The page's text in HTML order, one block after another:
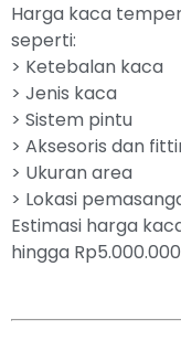
Harga kaca
seperti:
> Ketebalan kaca
> Jenis kaca
> Sistem pintu
> Aksesoris dan
> Ukuran area
> Lokasi
Estimasi harga
hingga